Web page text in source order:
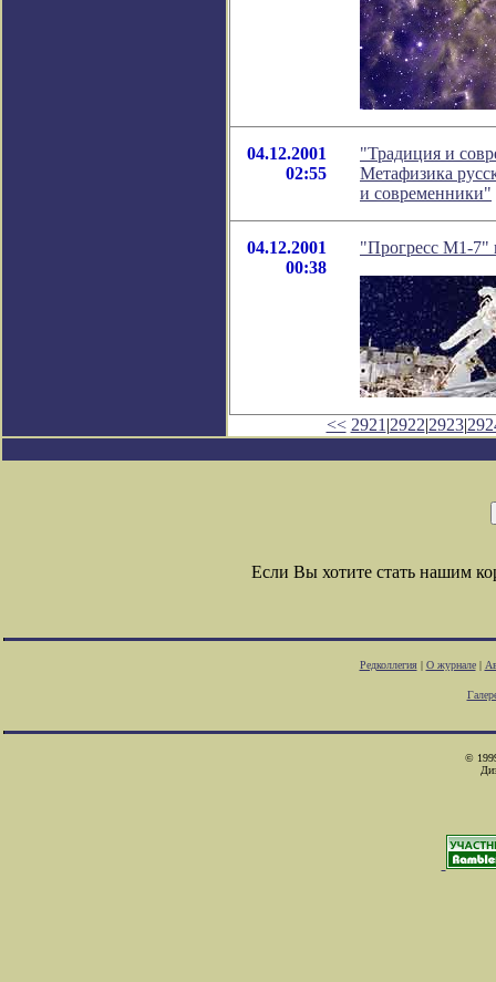
04.12.2001
02:55
"Традиция и
Метафизика
и современники"
04.12.2001
00:38
"Прогресс М1-7"
<< 2921 |2922|2923|
Если Вы хотите стать нашим
Редколлегия| О журнале|
©